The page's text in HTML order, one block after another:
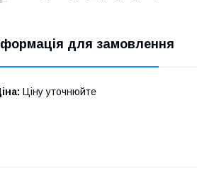
для замовлення
Ціну уточнюйте